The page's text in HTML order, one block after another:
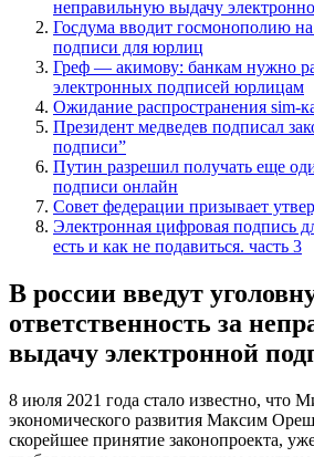
неправильную выдачу
Госдума вводит госмонополию
подписи для юрлиц
Греф — акимову: банкам нужно
электронных подписей юрлицам
Ожидание распространения sim-
Президент медведев подписал
подписи”
Путин разрешил получать еще
подписи онлайн
Совет федерации призывает
Электронная цифровая подпись
есть и как не подавиться. часть 3
В россии введут
ответственность за
выдачу электронной
8 июля 2021 года стало известно, что
экономического развития Максим
скорейшее принятие законопроекта,